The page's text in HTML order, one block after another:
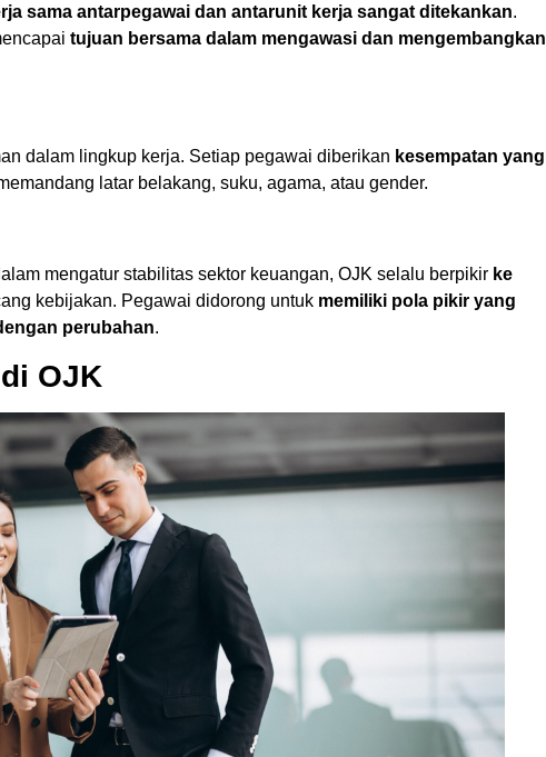
sama antarpegawai dan antarunit kerja sangat ditekankan.
tujuan bersama dalam mengawasi dan mengembangkan
dalam lingkup kerja. Setiap pegawai diberikan kesempatan yang
latar belakang, suku, agama, atau gender.
mengatur stabilitas sektor keuangan, OJK selalu berpikir ke
kebijakan. Pegawai didorong untuk memiliki pola pikir yang
perubahan.
OJK